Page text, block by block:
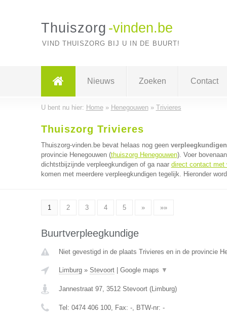
Thuiszorg -vinden.be
VIND THUISZORG BIJ U IN DE BUURT!
Nieuws Zoeken Contact
U bent nu hier: Home» Henegouwen» Trivieres
Thuiszorg Trivieres
Thuiszorg-vinden.be bevat helaas nog geen
provincie Henegouwen (thuiszorg Henegouwen). Voer
dichtstbijzijnde verpleegkundigen of ga naar direct contact met
komen met meerdere verpleegkundigen tegelijk. Hieronder
1 2 3 4 5 » »»
Buurtverpleegkundige
Niet gevestigd in de plaats Trivieres en in de provincie
Limburg» Stevoort| Google maps ▼
Jannestraat 97, 3512 Stevoort(Limburg)
Tel: 0474 406 100, Fax: -, BTW-nr: -